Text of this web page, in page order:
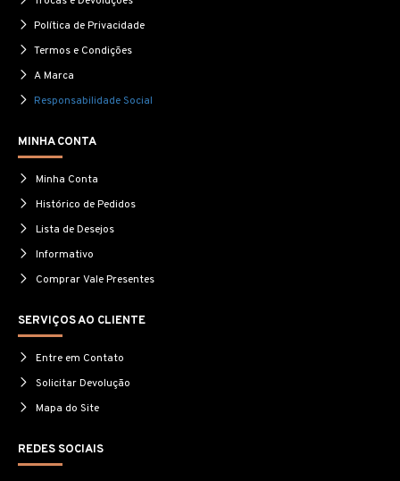
Política de Privacidade
Termos e Condições
A Marca
Responsabilidade Social
MINHA CONTA
Minha Conta
Histórico de Pedidos
Lista de Desejos
Informativo
Comprar Vale Presentes
SERVIÇOS AO CLIENTE
Entre em Contato
Solicitar Devolução
Mapa do Site
REDES SOCIAIS